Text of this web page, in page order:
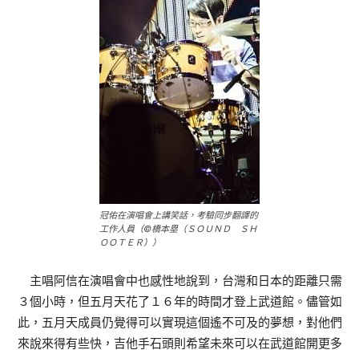
冠佑在演唱會上講笑話，考驗同步翻譯的
工作人員（©橋本塁（ＳＯＵＮＤ ＳＨ
ＯＯＴＥＲ））
主唱阿信在演唱會中也感性地說到，台灣和日本的距離只需
３個小時，但五月天花了１６年的時間才登上武道館。儘管如
此，五月天成員仍覺得可以實現這個遙不可及的夢想，對他們
來說來得有些快，吉他手石頭則希望未來可以在武道館開更多